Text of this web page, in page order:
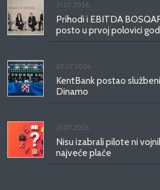
31.07.2026.
Prihodi i EBITDA
posto u prvoj polovici
28.07.2026.
KentBank postao
Dinamo
21.07.2026.
Nisu izabrali pilote ni
najveće plaće